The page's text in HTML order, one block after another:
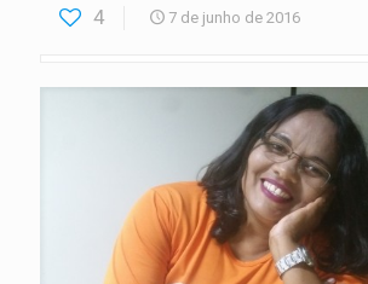
4 7 de junho de 2016